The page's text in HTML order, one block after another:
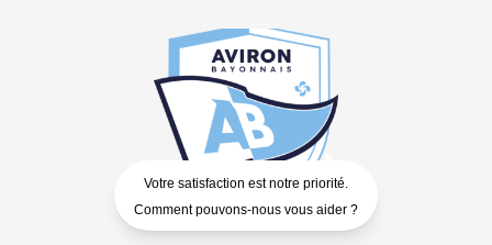
Votre satisfaction est notre priorité.
Comment pouvons-nous vous aider ?